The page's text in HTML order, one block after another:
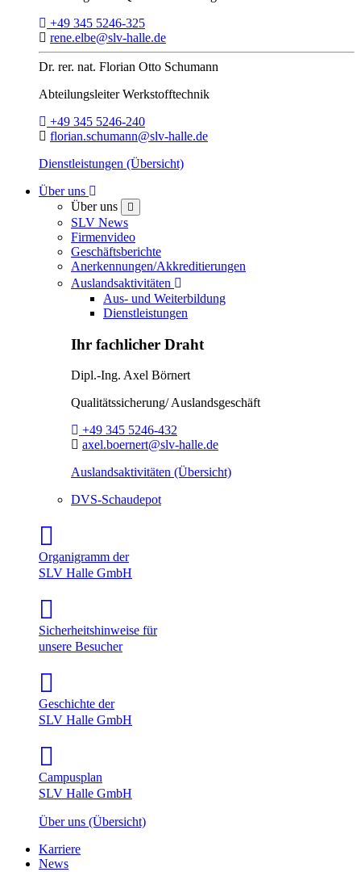
Telefon:
+49 345 5246-325
E-Mail:
rene.elbe@slv-halle.de
Dr. rer. nat. Florian Otto Schumann
AbteilungsleiterWerkstofftechnik
Telefon:
+49 345 5246-240
E-Mail:
florian.schumann@slv-halle.de
Dienstleistungen (Übersicht)
Über uns
Über uns
SLV News
Firmenvideo
Geschäftsberichte
Anerkennungen/Akkreditierungen
Auslandsaktivitäten Toggle Dropdown
Aus- und Weiterbildung
Dienstleistungen
Ihr fachlicher Draht
Dipl.-Ing. Axel Börnert
Qualitätssicherung/ Auslandsgeschäft
Telefon:
+49 345 5246-432
E-Mail:
axel.boernert@slv-halle.de
Auslandsaktivitäten (Übersicht)
DVS-Schaudepot
Organigramm der
SLV Halle GmbH
Sicherheitshinweise für
unsere Besucher
Geschichte der
SLV Halle GmbH
Campusplan
SLV Halle GmbH
Über uns (Übersicht)
Karriere
News